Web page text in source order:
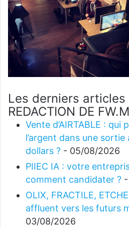
Les derniers articles
REDACTION DE
Vente d’AIRTABLE : qui
l’argent dans une
dollars ? - 05/08/2026
PIIEC IA : votre
comment candidater ?
OLIX, FRACTILE,
affluent vers les futurs
03/08/2026